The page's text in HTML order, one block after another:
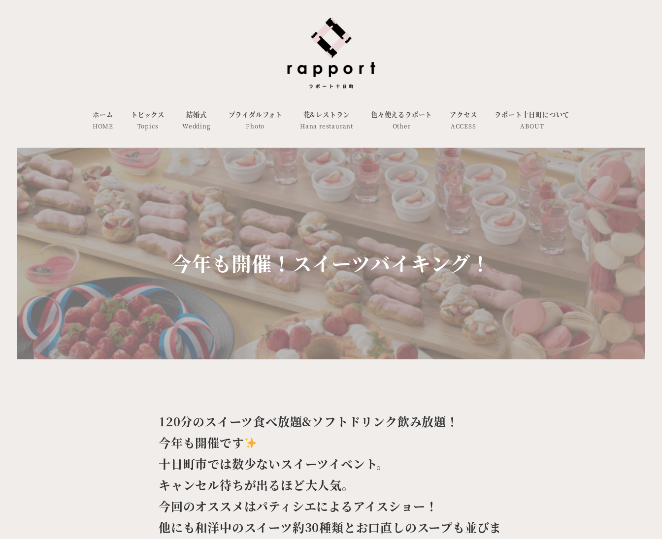
ホーム
HOME
トピックス
Topics
結婚式
Wedding
ブライダルフォト
Photo
花&レストラン
Hana restaurant
色々使えるラポート
Other
アクセス
ACCESS
ラポート十日町について
ABOUT
今年も開催！スイーツバイキング！
120分のスイーツ食べ放題&ソフトドリンク飲み放題！
今年も開催です
十日町市では数少ないスイーツイベント。
キャンセル待ちが出るほど大人気。
今回のオススメはパティシエによるアイスショー！
他にも和洋中のスイーツ約30種類とお口直しのスープも並びま